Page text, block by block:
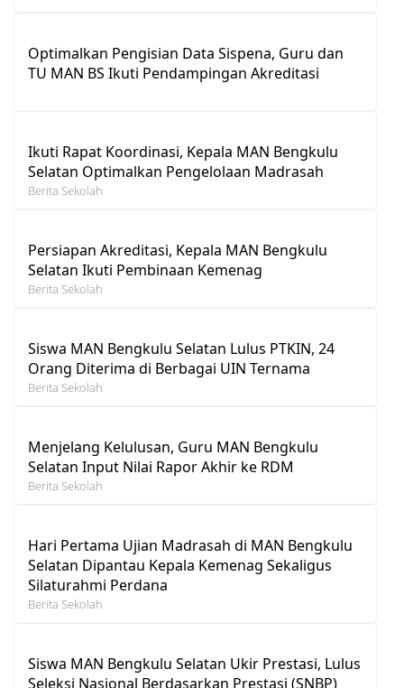
Optimalkan Pengisian Data Sispena, Guru dan
TU MAN BS Ikuti Pendampingan Akreditasi
Ikuti Rapat Koordinasi, Kepala MAN Bengkulu
Selatan Optimalkan Pengelolaan Madrasah
Berita Sekolah
Persiapan Akreditasi, Kepala MAN Bengkulu
Selatan Ikuti Pembinaan Kemenag
Berita Sekolah
Siswa MAN Bengkulu Selatan Lulus PTKIN, 24
Orang Diterima di Berbagai UIN Ternama
Berita Sekolah
Menjelang Kelulusan, Guru MAN Bengkulu
Selatan Input Nilai Rapor Akhir ke RDM
Berita Sekolah
Hari Pertama Ujian Madrasah di MAN Bengkulu
Selatan Dipantau Kepala Kemenag Sekaligus
Silaturahmi Perdana
Berita Sekolah
Siswa MAN Bengkulu Selatan Ukir Prestasi, Lulus
Seleksi Nasional Berdasarkan Prestasi (SNBP)